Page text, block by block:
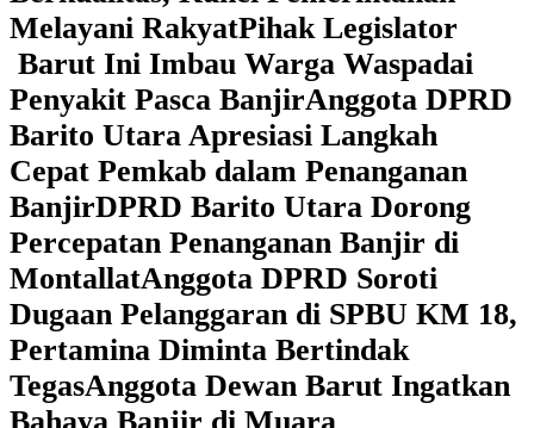
Melayani RakyatPihak Legislator
Barut Ini Imbau Warga Waspadai
Penyakit Pasca BanjirAnggota DPRD
Barito Utara Apresiasi Langkah
Cepat Pemkab dalam Penanganan
BanjirDPRD Barito Utara Dorong
Percepatan Penanganan Banjir di
MontallatAnggota DPRD Soroti
Dugaan Pelanggaran di SPBU KM 18,
Pertamina Diminta Bertindak
TegasAnggota Dewan Barut Ingatkan